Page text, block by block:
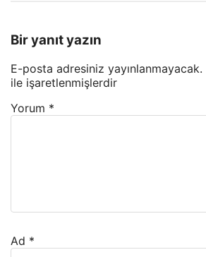
Bir yanıt yazın
E-posta adresiniz yayınlanmayacak.
ile işaretlenmişlerdir
Yorum *
Ad *